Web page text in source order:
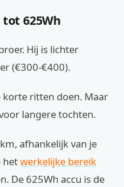
625Wh
Hij is lichter
(€300-€400).
ritten doen. Maar
langere tochten.
afhankelijk van je
hetwerkelijke bereik
De 625Wh accu is de